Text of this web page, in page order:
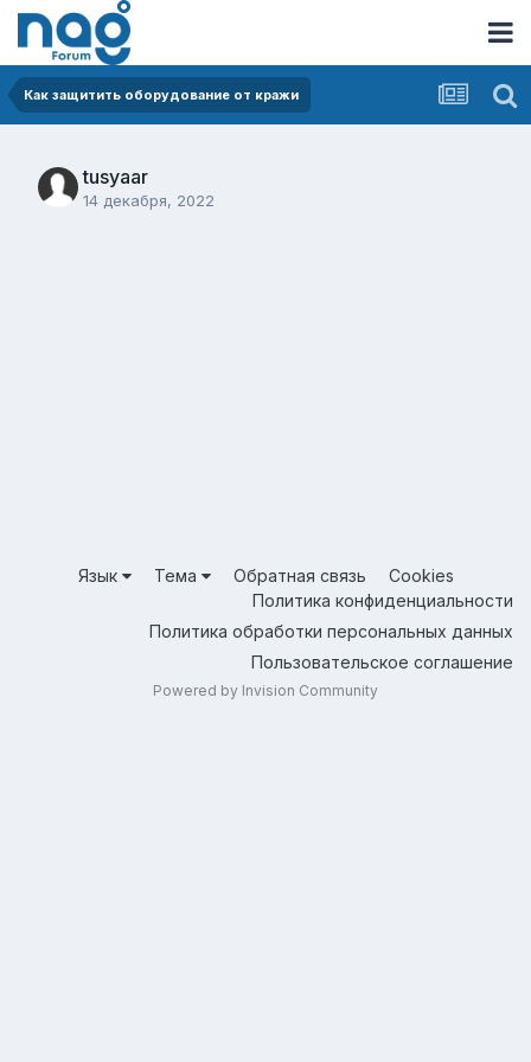
Как защитить оборудование от кражи
tusyaar
14 декабря, 2022
Язык Тема Обратная связь
Cookies
Политика конфиденциальности
Политика обработки персональных данных
Пользовательское соглашение
Powered by Invision Community